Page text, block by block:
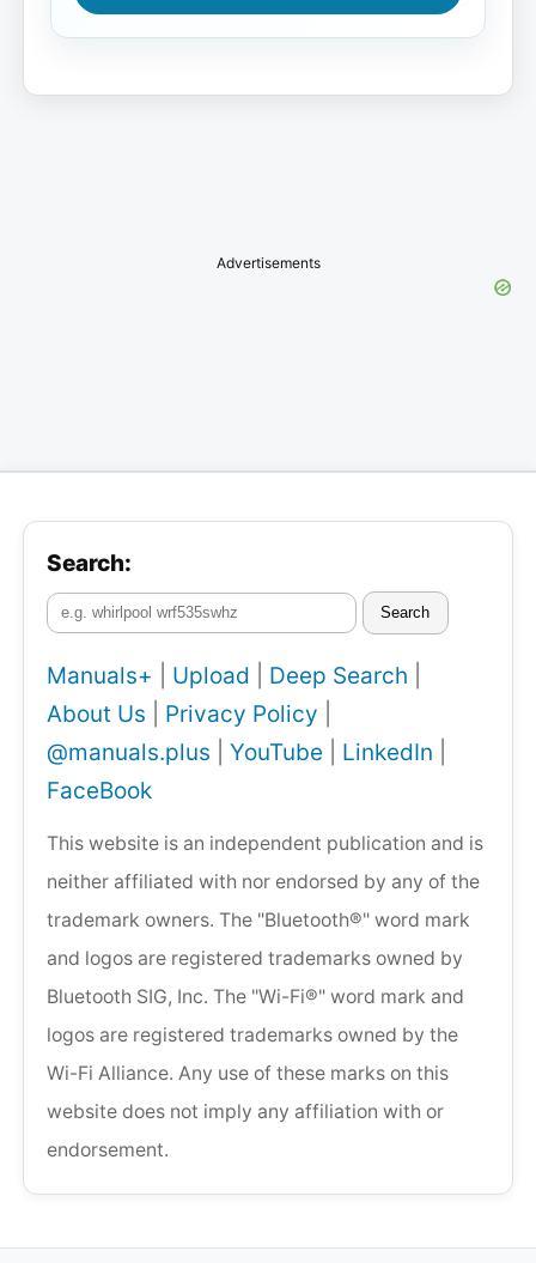
Advertisements
Search:
Search
Manuals+ Upload Deep Search
About Us
Privacy Policy
@manuals.plus
YouTube LinkedIn
FaceBook
This website is an independent publication and is
neither affiliated with nor endorsed by any of the
trademark owners. The "Bluetooth®" word mark
and logos are registered trademarks owned by
Bluetooth SIG, Inc. The "Wi-Fi®" word mark and
logos are registered trademarks owned by the
Wi-Fi Alliance. Any use of these marks on this
website does not imply any affiliation with or
endorsement.